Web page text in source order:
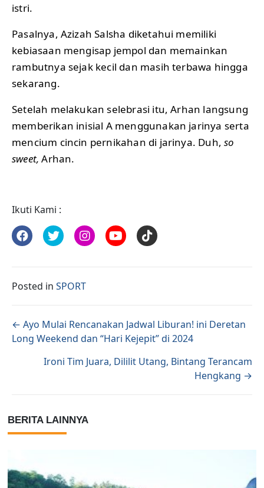
istri.
Pasalnya, Azizah Salsha diketahui memiliki
kebiasaan mengisap jempol dan memainkan
rambutnya sejak kecil dan masih terbawa hingga
sekarang.
Setelah melakukan selebrasi itu, Arhan langsung
memberikan inisial A menggunakan jarinya serta
mencium cincin pernikahan di jarinya. Duh,so
sweet, Arhan.
Ikuti Kami :
Posted in SPORT
Posts navigation
← Ayo Mulai Rencanakan Jadwal Liburan! ini Deretan
Long Weekend dan “Hari Kejepit” di 2024
Ironi Tim Juara, Dililit Utang, Bintang Terancam
Hengkang →
BERITA LAINNYA